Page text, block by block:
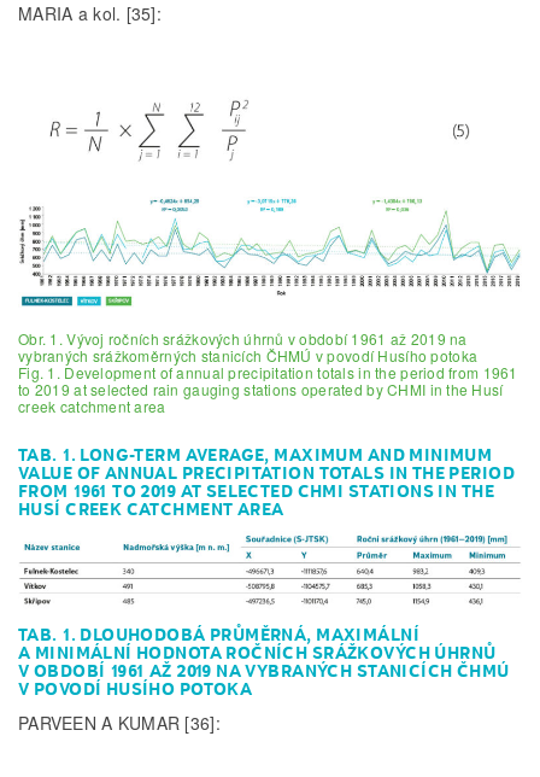
MARIA a kol. [35]:
Obr. 1. Vývoj ročních srážkových úhrnů v období 1961 až 2019 na
vybraných srážkoměrných stanicích ČHMÚ v povodí Husího potoka
Fig. 1. Development of annual precipitation totals in the period from 1961
to 2019 at selected rain gauging stations operated by CHMI in the Husí
creek catchment area
TAB. 1. LONG-TERM AVERAGE, MAXIMUM AND MINIMUM
VALUE OF ANNUAL PRECIPITATION TOTALS IN THE PERIOD
FROM 1961 TO 2019 AT SELECTED CHMI STATIONS IN THE
HUSÍ CREEK CATCHMENT AREA
TAB. 1. DLOUHODOBÁ PRŮMĚRNÁ, MAXIMÁLNÍ
A MINIMÁLNÍ HODNOTA ROČNÍCH SRÁŽKOVÝCH ÚHRNŮ
V OBDOBÍ 1961 AŽ 2019 NA VYBRANÝCH STANICÍCH ČHMÚ
V POVODÍ HUSÍHO POTOKA
PARVEEN A KUMAR [36]: